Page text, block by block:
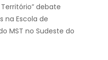
debate
na Escola de
MST no Sudeste do